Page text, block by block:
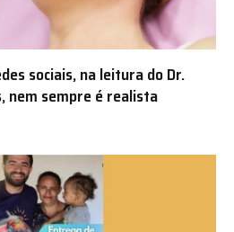
sociais, na leitura do Dr.
nem sempre é realista